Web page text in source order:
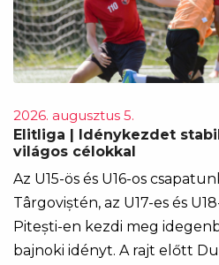
2026. augusztus 5.
Elitliga | Idénykezdet
világos célokkal
Az U15-ös és U16-os
Târgoviștén, az U17-es és
Pitești-en kezdi meg
bajnoki idényt. A rajt előtt